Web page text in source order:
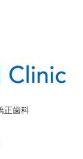
正歯科